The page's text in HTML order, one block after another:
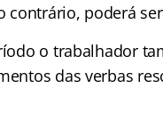
contrário, poderá
o trabalhador
das verbas